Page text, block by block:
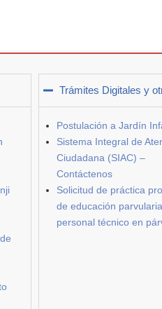
Trámites Digitales y
Postulación a Jardín
Sistema Integral de
Ciudadana (SIAC) –
Contáctenos
Solicitud de práctica
de educación
personal técnico en